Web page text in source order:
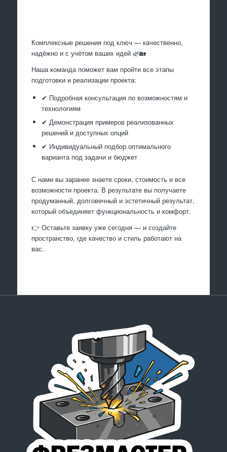
Комплексные решения под ключ — качественно,
надёжно и с учётом ваших идей 🌿🏡
Наша команда поможет вам пройти все этапы
подготовки и реализации проекта:
✔ Подробная консультация по возможностям и
технологиям
✔ Демонстрация примеров реализованных
решений и доступных опций
✔ Индивидуальный подбор оптимального
варианта под задачи и бюджет
С нами вы заранее знаете сроки, стоимость и все
возможности проекта. В результате вы получаете
продуманный, долговечный и эстетичный результат,
который объединяет функциональность и комфорт.
👉 Оставьте заявку уже сегодня — и создайте
пространство, где качество и стиль работают на
вас.